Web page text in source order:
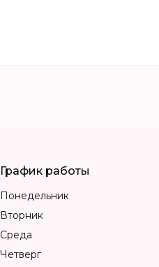
График работы
Понедельник
Вторник
Среда
Четверг